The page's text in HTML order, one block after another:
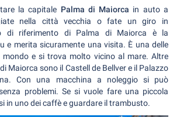
la capitale Palma di Maiorca in auto a
nella città vecchia o fate un giro in
di riferimento di Palma di Maiorca è la
e merita sicuramente una visita. È una delle
mondo e si trova molto vicino al mare. Altre
Maiorca sono il Castell de Bellver e il Palazzo
Con una macchina a noleggio si può
problemi. Se si vuole fare una piccola
in uno dei caffè e guardare il trambusto.